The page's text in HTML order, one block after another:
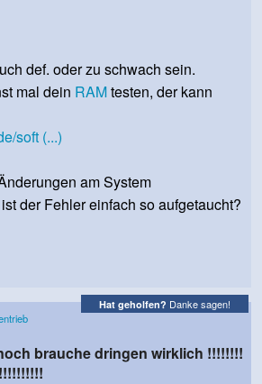
def. oder zu schwach sein.
mal dein RAMtesten, der kann
soft (...)
am System
der Fehler einfach so aufgetaucht?
Hat geholfen? Danke sagen!
brauche dringen wirklich !!!!!!!!